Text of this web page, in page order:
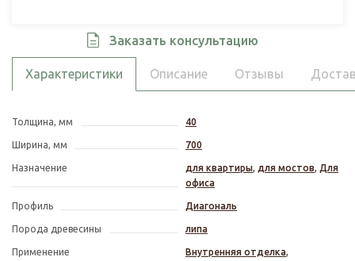
Заказать консультацию
Характеристики Описание Отзывы
Толщина, мм 40
Ширина, мм 700
Назначение для квартиры, для мостов, Для
офиса
Профиль Диагональ
Порода древесины липа
Применение Внутренняя отделка,